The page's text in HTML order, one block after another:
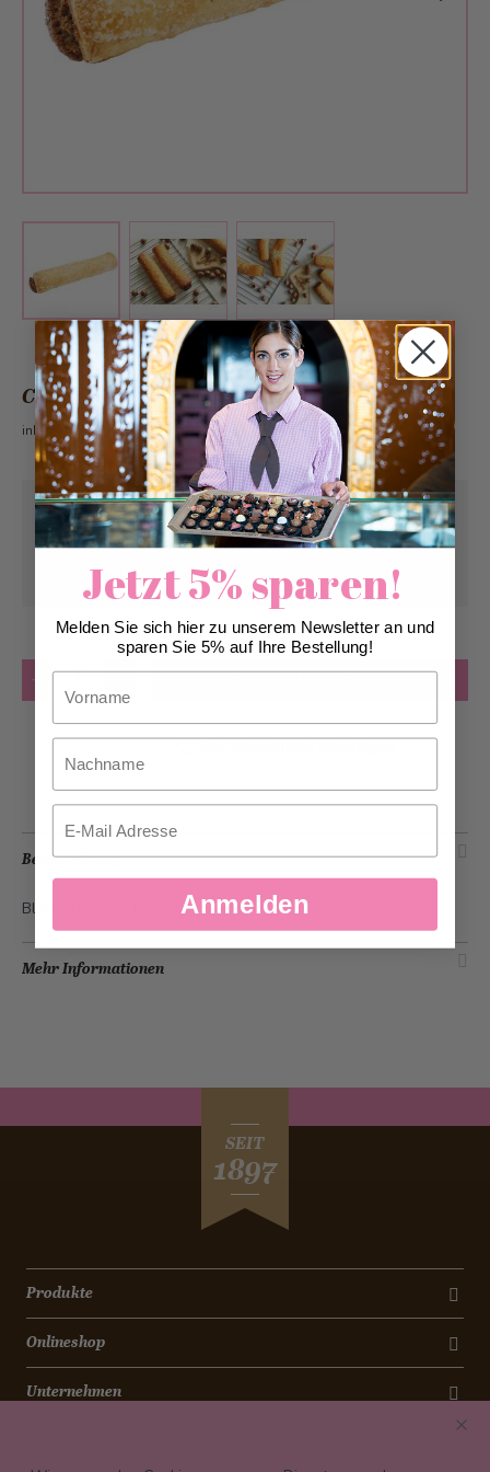
View larger imageView larger imageView larger image
CHF 3.10
inkl. 2.6% MwSt.
Abholung abSamstag, 08.08.2026
geliefert werden
Anzahl in den Warenkorb
Zur Wunschliste hinzufügen
Beschreibung
Blätterteig mit Haselnussfüllung.
Mehr Informationen
SEIT
1897
Produkte
Onlineshop
Unternehmen
Jetzt 5% sparen!
Melden Sie sich hier zu unserem Newsletter an und
sparen Sie 5% auf Ihre Bestellung!
Nachname
Email
Anmelden